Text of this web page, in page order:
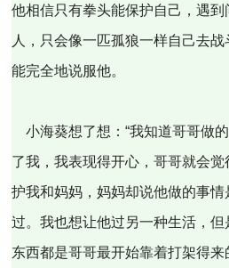
他相信只有拳头能保护自己，遇到
人，只会像一匹孤狼一样自己去
能完全地说服他。
小海葵想了想：“我知道哥哥做
了我，我表现得开心，哥哥就会
护我和妈妈，妈妈却说他做的事
过。我也想让他过另一种生活，
东西都是哥哥最开始靠着打架得